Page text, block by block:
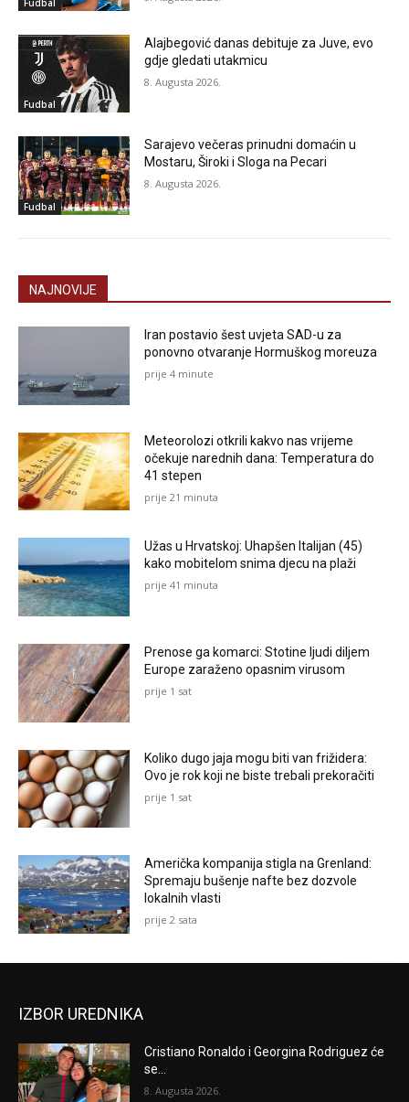
Fudbal
Alajbegović danas debituje za Juve, evo
gdje gledati utakmicu
8. Augusta 2026.
Fudbal
Sarajevo večeras prinudni domaćin u
Mostaru, Široki i Sloga na Pecari
8. Augusta 2026.
NAJNOVIJE
Iran postavio šest uvjeta SAD-u za
ponovno otvaranje Hormuškog moreuza
prije 4 minute
Meteorolozi otkrili kakvo nas vrijeme
očekuje narednih dana: Temperatura do
41 stepen
prije 21 minuta
Užas u Hrvatskoj: Uhapšen Italijan (45)
kako mobitelom snima djecu na plaži
prije 41 minuta
Prenose ga komarci: Stotine ljudi diljem
Europe zaraženo opasnim virusom
prije 1 sat
Koliko dugo jaja mogu biti van frižidera:
Ovo je rok koji ne biste trebali prekoračiti
prije 1 sat
Američka kompanija stigla na Grenland:
Spremaju bušenje nafte bez dozvole
lokalnih vlasti
prije 2 sata
IZBOR UREDNIKA
Cristiano Ronaldo i Georgina Rodriguez će
se...
8. Augusta 2026.